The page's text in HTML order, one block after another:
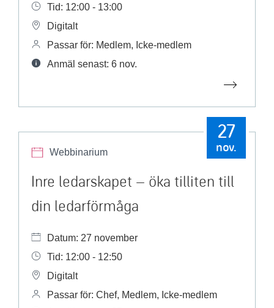
Tid: 12:00 - 13:00
Digitalt
Passar för: Medlem, Icke-medlem
Anmäl senast: 6 nov.
Webbinarium
27
nov.
Inre ledarskapet – öka tilliten till
din ledarförmåga
Datum: 27 november
Tid: 12:00 - 12:50
Digitalt
Passar för: Chef, Medlem, Icke-medlem